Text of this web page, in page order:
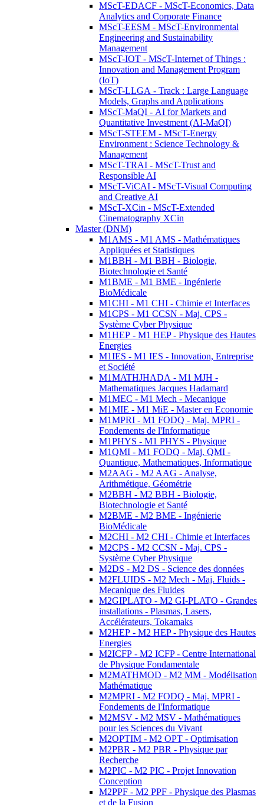
MScT-EDACF - MScT-Economics, Data
Analytics and Corporate Finance
MScT-EESM - MScT-Environmental
Engineering and Sustainability
Management
MScT-IOT - MScT-Internet of Things :
Innovation and Management Program
(IoT)
MScT-LLGA - Track : Large Language
Models, Graphs and Applications
MScT-MaQI - AI for Markets and
Quantitative Investment (AI-MaQI)
MScT-STEEM - MScT-Energy
Environment : Science Technology &
Management
MScT-TRAI - MScT-Trust and
Responsible AI
MScT-ViCAI - MScT-Visual Computing
and Creative AI
MScT-XCin - MScT-Extended
Cinematography XCin
Master (DNM)
M1AMS - M1 AMS - Mathématiques
Appliquées et Statistiques
M1BBH - M1 BBH - Biologie,
Biotechnologie et Santé
M1BME - M1 BME - Ingénierie
BioMédicale
M1CHI - M1 CHI - Chimie et Interfaces
M1CPS - M1 CCSN - Maj. CPS -
Système Cyber Physique
M1HEP - M1 HEP - Physique des Hautes
Energies
M1IES - M1 IES - Innovation, Entreprise
et Société
M1MATHJHADA - M1 MJH -
Mathematiques Jacques Hadamard
M1MEC - M1 Mech - Mecanique
M1MIE - M1 MiE - Master en Economie
M1MPRI - M1 FODQ - Maj. MPRI -
Fondements de l'Informatique
M1PHYS - M1 PHYS - Physique
M1QMI - M1 FODQ - Maj. QMI -
Quantique, Mathematiques, Informatique
M2AAG - M2 AAG - Analyse,
Arithmétique, Géométrie
M2BBH - M2 BBH - Biologie,
Biotechnologie et Santé
M2BME - M2 BME - Ingénierie
BioMédicale
M2CHI - M2 CHI - Chimie et Interfaces
M2CPS - M2 CCSN - Maj. CPS -
Système Cyber Physique
M2DS - M2 DS - Science des données
M2FLUIDS - M2 Mech - Maj. Fluids -
Mecanique des Fluides
M2GIPLATO - M2 GI-PLATO - Grandes
installations - Plasmas, Lasers,
Accélérateurs, Tokamaks
M2HEP - M2 HEP - Physique des Hautes
Energies
M2ICFP - M2 ICFP - Centre International
de Physique Fondamentale
M2MATHMOD - M2 MM - Modélisation
Mathématique
M2MPRI - M2 FODQ - Maj. MPRI -
Fondements de l'Informatique
M2MSV - M2 MSV - Mathématiques
pour les Sciences du Vivant
M2OPTIM - M2 OPT - Optimisation
M2PBR - M2 PBR - Physique par
Recherche
M2PIC - M2 PIC - Projet Innovation
Conception
M2PPF - M2 PPF - Physique des Plasmas
et de la Fusion